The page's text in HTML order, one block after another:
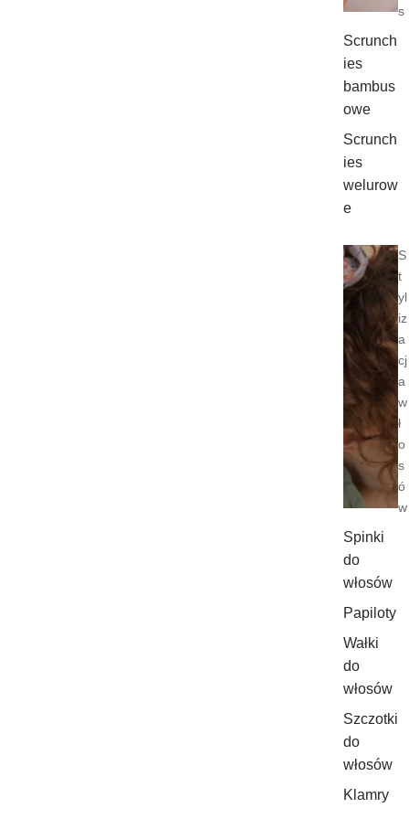
s
Scrunch
ies
bambus
owe
Scrunch
ies
welurow
e
S
t
yl
iz
a
cj
a
w
ł
o
s
ó
w
Spinki
do
włosów
Papiloty
Wałki
do
włosów
Szczotki
do
włosów
Klamry